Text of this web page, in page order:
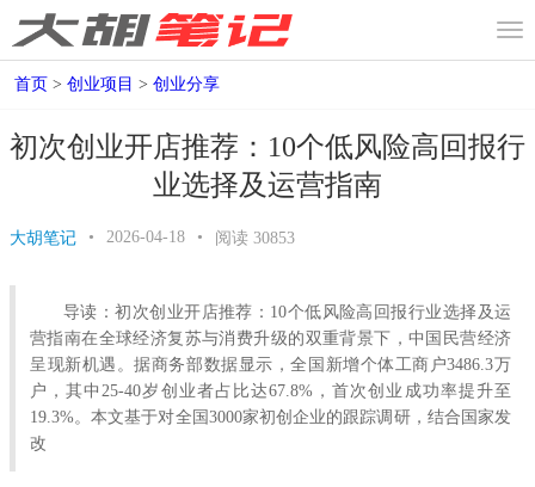
首页 > 创业项目 > 创业分享
初次创业开店推荐：10个低风险高回报行
业选择及运营指南
大胡笔记 • 2026-04-18 • 阅读 30853
导读：初次创业开店推荐：10个低风险高回报行业选择及运
营指南在全球经济复苏与消费升级的双重背景下，中国民营经济
呈现新机遇。据商务部数据显示，全国新增个体工商户3486.3万
户，其中25-40岁创业者占比达67.8%，首次创业成功率提升至
19.3%。本文基于对全国3000家初创企业的跟踪调研，结合国家发
改